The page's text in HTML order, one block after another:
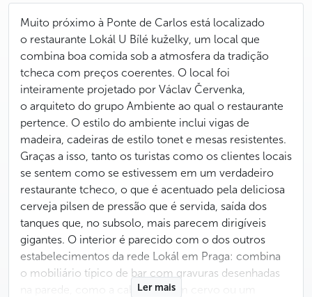
Muito próximo à Ponte de Carlos está localizado
o restaurante Lokál U Bílé kuželky, um local que
combina boa comida sob a atmosfera da tradição
tcheca com preços coerentes. O local foi
inteiramente projetado por Václav Červenka,
o arquiteto do grupo Ambiente ao qual o restaurante
pertence. O estilo do ambiente inclui vigas de
madeira, cadeiras de estilo tonet e mesas resistentes.
Graças a isso, tanto os turistas como os clientes locais
se sentem como se estivessem em um verdadeiro
restaurante tcheco, o que é acentuado pela deliciosa
cerveja pilsen de pressão que é servida, saída dos
tanques que, no subsolo, mais parecem dirigíveis
gigantes. O interior é parecido com o dos outros
estabelecimentos da rede Lokál em Praga: combina
o mobiliário típico de bar com gravuras desenhadas
na parede, como a cabeça de um cervo ou um
Ler mais